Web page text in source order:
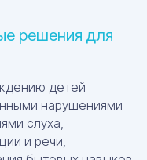
решения для
детей
нарушениями
слуха,
и речи,